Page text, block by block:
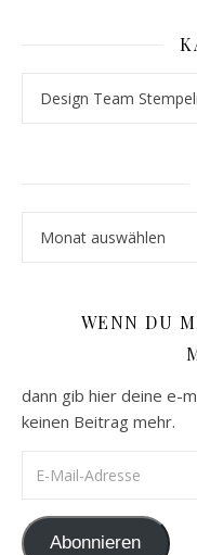
WENN DU
dann gib hier deine e-
keinen Beitrag mehr.
Abonnieren